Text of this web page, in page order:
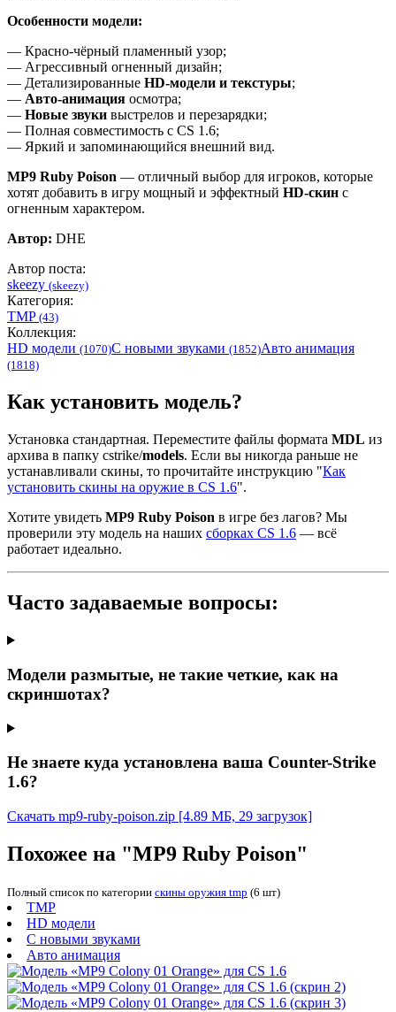
Особенности модели:
— Красно-чёрный пламенный узор;
— Агрессивный огненный дизайн;
— Детализированные HD-модели и текстуры;
— Авто-анимация осмотра;
— Новые звуки выстрелов и перезарядки;
— Полная совместимость с CS 1.6;
— Яркий и запоминающийся внешний вид.
MP9 Ruby Poison — отличный выбор для игроков, которые
хотят добавить в игру мощный и эффектный HD-скин с
огненным характером.
Автор: DHE
Автор поста:
skeezy (skeezy)
Категория:
TMP (43)
Коллекция:
HD модели (1070)С новыми звуками (1852)Авто анимация
(1818)
Как установить модель?
Установка стандартная. Переместите файлы формата MDL из
архива в папку cstrike/models. Если вы никогда раньше не
устанавливали скины, то прочитайте инструкцию "Как
установить скины на оружие в CS 1.6".
Хотите увидеть MP9 Ruby Poison в игре без лагов? Мы
проверили эту модель на наших сборках CS 1.6 — всё
работает идеально.
Часто задаваемые вопросы:
Модели размытые, не такие четкие, как на
скриншотах?
Не знаете куда установлена ваша Counter-Strike
1.6?
Скачать mp9-ruby-poison.zip [4.89 МБ, 29 загрузок]
Похожее на "MP9 Ruby Poison"
Полный список по категории скины оружия tmp (6 шт)
TMP
HD модели
С новыми звуками
Авто анимация